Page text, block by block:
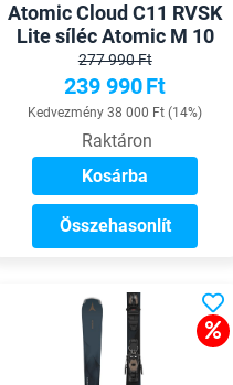
Atomic Cloud C11 RVSK
Lite síléc Atomic M 10
GW kötéssel
277 990 Ft
239 990Ft
Kedvezmény 38 000 Ft (14%)
Raktáron
Kosárba
Összehasonlít